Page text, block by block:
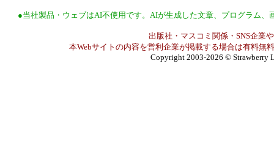
●当社製品・ウェブはAI不使用です。AIが生成した文章、プログラム
出版社・マスコミ関係・SNS企業
本Webサイトの内容を営利企業が掲載する場合は有料無
Copyright 2003-2026 © Strawberry